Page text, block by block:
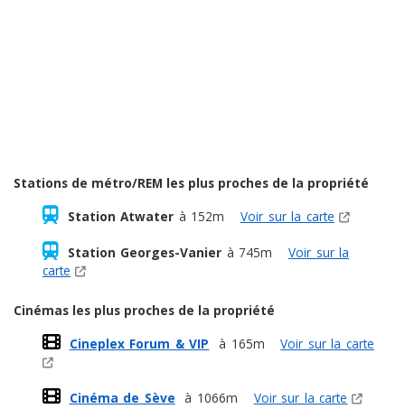
Stations de métro/REM les plus proches de la propriété
Station Atwater à 152m Voir sur la carte
Station Georges-Vanier à 745m
Voir sur la
carte
Cinémas les plus proches de la propriété
Cineplex Forum & VIP
à 165m Voir sur la carte
Cinéma de Sève à 1066m Voir sur la carte